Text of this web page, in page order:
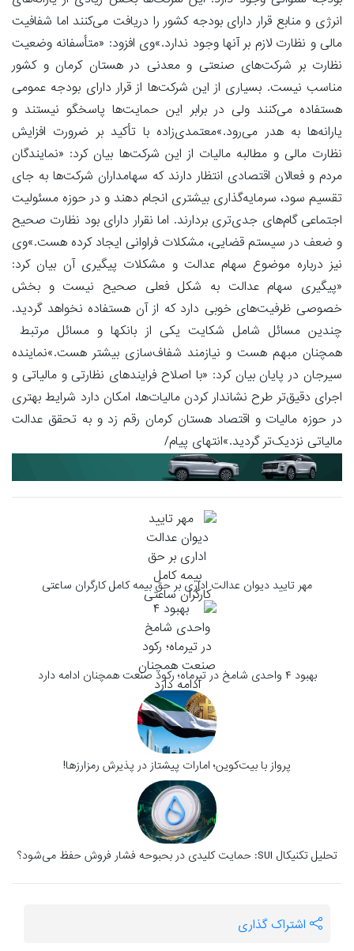
انرژی و منابع قرار دارای بودجه کشور را دریافت می‌کنند اما شفافیت
مالی و نظارت لازم بر آنها وجود ندارد.»وی افزود: «متأسفانه وضعیت
نظارت بر شرکت‌های صنعتی و معدنی در هستان کرمان و کشور
مناسب نیست. بسیاری از این شرکت‌ها از قرار دارای بودجه عمومی
هستفاده می‌کنند ولی در برابر این حمایت‌ها پاسخگو نیستند و
یارانه‌ها به هدر می‌رود.»معتمدی‌زاده با تأکید بر ضرورت افزایش
نظارت مالی و مطالبه مالیات از این شرکت‌ها بیان کرد: «نمایندگان
مردم و فعالان اقتصادی انتظار دارند که سهامداران شرکت‌ها به جای
تقسیم سود، سرمایه‌گذاری بیشتری انجام دهند و در حوزه مسئولیت
اجتماعی گام‌های جدی‌تری بردارند. اما نقرار دارای بود نظارت صحیح
و ضعف در سیستم قضایی، مشکلات فراوانی ایجاد کرده هست.»وی
نیز درباره موضوع سهام عدالت و مشکلات پیگیری آن بیان کرد:
«پیگیری سهام عدالت به شکل فعلی صحیح نیست و بخش
خصوصی ظرفیت‌های خوبی دارد که از آن هستفاده نخواهد گردید.
چندین مسائل شامل شکایت یکی از بانکها و مسائل مرتبط
همچنان مبهم هست و نیازمند شفاف‌سازی بیشتر هست.»نماینده
سیرجان در پایان بیان کرد: «با اصلاح فرایندهای نظارتی و مالیاتی و
اجرای دقیق‌تر طرح نشاندار کردن مالیات‌ها، امکان دارد شرایط بهتری
در حوزه مالیات و اقتصاد هستان کرمان رقم زد و به تحقق عدالت
مالیاتی نزدیک‌تر گردید.»انتهای پیام/
مهر تایید دیوان عدالت اداری بر حق بیمه کامل کارگران ساعتی
بهبود ۴ واحدی شامخ در تیرماه؛ رکود صنعت همچنان ادامه دارد
پرواز با بیت‌کوین؛ امارات پیشتاز در پذیرش رمزارزها!
تحلیل تکنیکال SUI: حمایت کلیدی در بحبوحه فشار فروش حفظ می‌شود؟
اشتراک گذاری